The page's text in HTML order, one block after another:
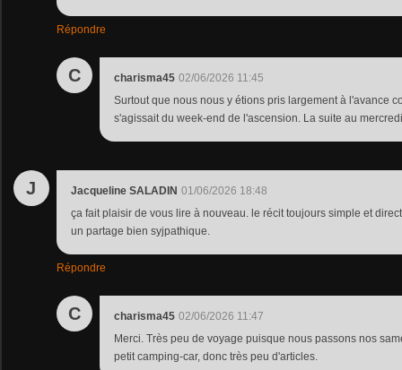
Répondre
C charisma45 02/06/2026 11:45
Surtout que nous nous y étions pris largement à l'avance
s'agissait du week-end de l'ascension. La suite au
J Jacqueline SALADIN 01/06/2026 18:48
ça fait plaisir de vous lire à nouveau. le récit toujours simple et
un partage bien syjpathique.
Répondre
C charisma45 02/06/2026 11:47
Merci. Très peu de voyage puisque nous passons nos
petit camping-car, donc très peu d'articles.